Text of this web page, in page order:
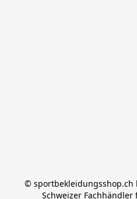
© sportbekleidungsshop.ch
Schweizer